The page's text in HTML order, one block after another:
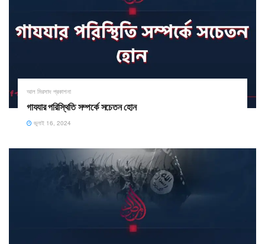
আল মিরসাদ প্রকাশনা
গাযযার পরিস্থিতি সম্পর্কে সচেতন হোন
জুলাই 16, 2024